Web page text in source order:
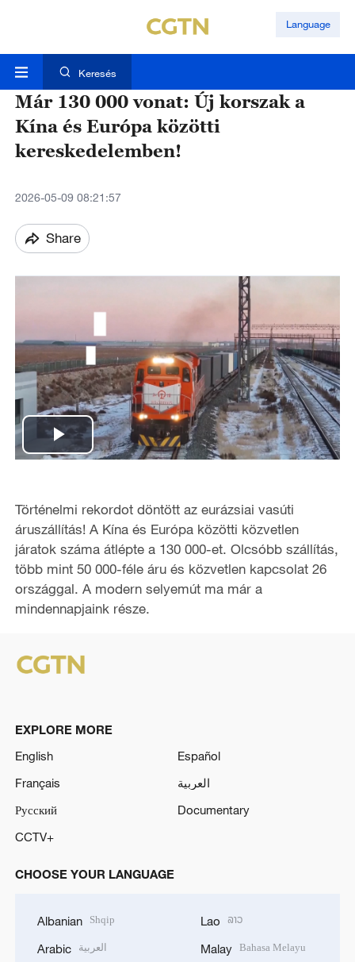
Language
Keresés
Már 130 000 vonat: Új korszak a
Kína és Európa közötti
kereskedelemben!
2026-05-09 08:21:57
Share
P
a
y
V
d
o
Történelmi rekordot döntött az eurázsiai vasúti
áruszállítás! A Kína és Európa közötti közvetlen
járatok száma átlépte a 130 000-et. Olcsóbb szállítás,
több mint 50 000-féle áru és közvetlen kapcsolat 26
országgal. A modern selyemút ma már a
mindennapjaink része.
EXPLORE MORE
English
Español
Français
العربية
Русский
Documentary
CCTV+
CHOOSE YOUR LANGUAGE
Albanian Shqip
Arabic العربية
Lao ລາວ
Malay Bahasa Melayu